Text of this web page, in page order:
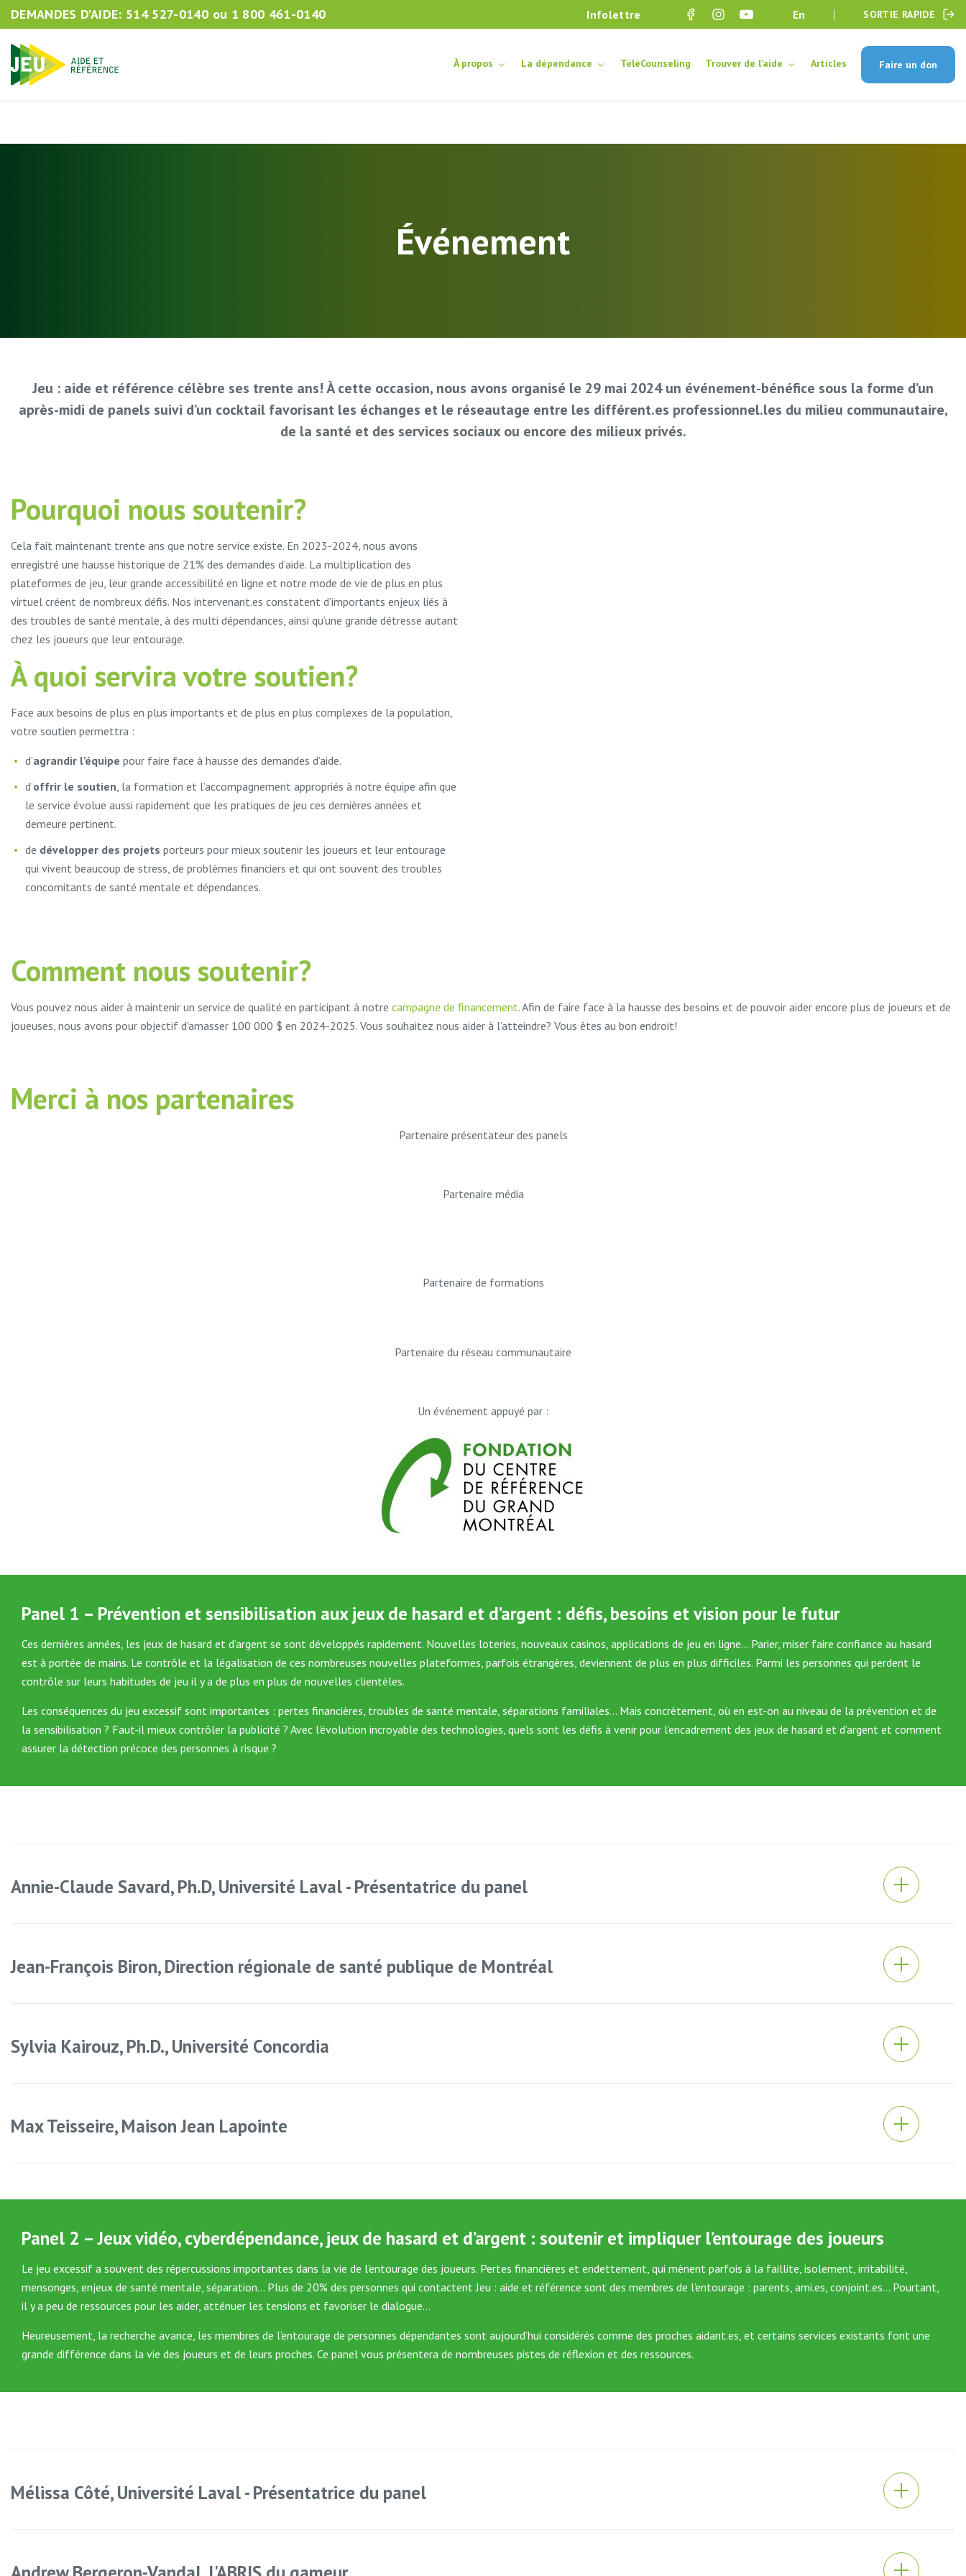
DEMANDES D’AIDE: 514 527-0140 ou 1 800 461-0140 Infolettre en SORTIE RAPIDE
À propos La dépendance TéléCounseling Trouver de l’aide Articles Faire un don
Événement
Jeu : aide et référence célèbre ses trente ans! À cette occasion, nous avons organisé le 29 mai 2024 un événement-bénéfice sous la forme d’un
après-midi de panels suivi d’un cocktail favorisant les échanges et le réseautage entre les différent.es professionnel.les du milieu communautaire,
de la santé et des services sociaux ou encore des milieux privés.
Pourquoi nous soutenir?
Cela fait maintenant trente ans que notre service existe. En 2023-2024, nous avons
enregistré une hausse historique de 21% des demandes d’aide. La multiplication des
plateformes de jeu, leur grande accessibilité en ligne et notre mode de vie de plus en plus
virtuel créent de nombreux défis. Nos intervenant.es constatent d’importants enjeux liés à
des troubles de santé mentale, à des multi dépendances, ainsi qu’une grande détresse autant
chez les joueurs que leur entourage.
À quoi servira votre soutien?
Face aux besoins de plus en plus importants et de plus en plus complexes de la population,
votre soutien permettra :
d’agrandir l’équipe pour faire face à hausse des demandes d’aide.
d’offrir le soutien, la formation et l’accompagnement appropriés à notre équipe afin que
le service évolue aussi rapidement que les pratiques de jeu ces dernières années et
demeure pertinent.
de développer des projets porteurs pour mieux soutenir les joueurs et leur entourage
qui vivent beaucoup de stress, de problèmes financiers et qui ont souvent des troubles
concomitants de santé mentale et dépendances.
Comment nous soutenir?
Vous pouvez nous aider à maintenir un service de qualité en participant à notre campagne de financement. Afin de faire face à la hausse des besoins et de pouvoir aider encore plus de joueurs et de
joueuses, nous avons pour objectif d’amasser 100 000 $ en 2024-2025. Vous souhaitez nous aider à l’atteindre? Vous êtes au bon endroit!
Merci à nos partenaires
Partenaire présentateur des panels
Partenaire média
Partenaire de formations
Partenaire du réseau communautaire
Un événement appuyé par :
Panel 1 – Prévention et sensibilisation aux jeux de hasard et d’argent : défis, besoins et vision pour le futur
Ces dernières années, les jeux de hasard et d’argent se sont développés rapidement. Nouvelles loteries, nouveaux casinos, applications de jeu en ligne… Parier, miser faire confiance au hasard
est à portée de mains. Le contrôle et la légalisation de ces nombreuses nouvelles plateformes, parfois étrangères, deviennent de plus en plus difficiles. Parmi les personnes qui perdent le
contrôle sur leurs habitudes de jeu il y a de plus en plus de nouvelles clientèles.
Les conséquences du jeu excessif sont importantes : pertes financières, troubles de santé mentale, séparations familiales… Mais concrètement, où en est-on au niveau de la prévention et de
la sensibilisation ? Faut-il mieux contrôler la publicité ? Avec l’évolution incroyable des technologies, quels sont les défis à venir pour l’encadrement des jeux de hasard et d’argent et comment
assurer la détection précoce des personnes à risque ?
Annie-Claude Savard, Ph.D, Université Laval - Présentatrice du panel
Jean-François Biron, Direction régionale de santé publique de Montréal
Sylvia Kairouz, Ph.D., Université Concordia
Max Teisseire, Maison Jean Lapointe
Panel 2 – Jeux vidéo, cyberdépendance, jeux de hasard et d’argent : soutenir et impliquer l’entourage des joueurs
Le jeu excessif a souvent des répercussions importantes dans la vie de l’entourage des joueurs. Pertes financières et endettement, qui mènent parfois à la faillite, isolement, irritabilité,
mensonges, enjeux de santé mentale, séparation… Plus de 20% des personnes qui contactent Jeu : aide et référence sont des membres de l’entourage : parents, ami.es, conjoint.es… Pourtant,
il y a peu de ressources pour les aider, atténuer les tensions et favoriser le dialogue…
Heureusement, la recherche avance, les membres de l’entourage de personnes dépendantes sont aujourd’hui considérés comme des proches aidant.es, et certains services existants font une
grande différence dans la vie des joueurs et de leurs proches. Ce panel vous présentera de nombreuses pistes de réflexion et des ressources.
Mélissa Côté, Université Laval - Présentatrice du panel